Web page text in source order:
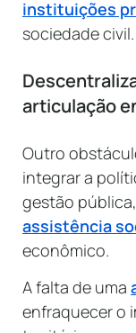
instituições
sociedade civil.
articulação
Outro
integrar a
gestão
assistência
econômico.
A falta de uma
enfraquecer o